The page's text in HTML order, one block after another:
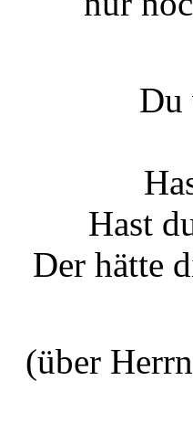
Du
Hast
Der hätte
(über